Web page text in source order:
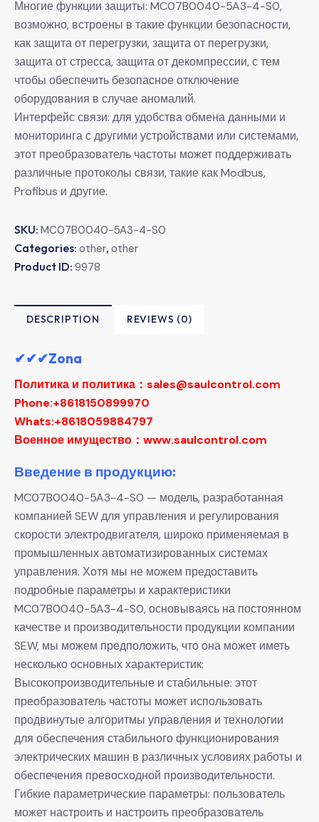
Многие функции защиты: MC07B0040-5A3-4-S0,
возможно, встроены в такие функции безопасности,
как защита от перегрузки, защита от перегрузки,
защита от стресса, защита от декомпрессии, с тем
чтобы обеспечить безопасное отключение
оборудования в случае аномалий.
Интерфейс связи: для удобства обмена данными и
мониторинга с другими устройствами или системами,
этот преобразователь частоты может поддерживать
различные протоколы связи, такие как Modbus,
Profibus и другие.
SKU: MC07B0040-5A3-4-S0
Categories: other, other
Product ID: 9978
DESCRIPTION REVIEWS (0)
✔✔✔Zona
Политика и политика：sales@saulcontrol.com
Phone:+8618150899970
Whats:+8618059884797
Военное имущество：www.saulcontrol.com
Введение в продукцию:
MC07B0040-5A3-4-S0 — модель, разработанная
компанией SEW для управления и регулирования
скорости электродвигателя, широко применяемая в
промышленных автоматизированных системах
управления. Хотя мы не можем предоставить
подробные параметры и характеристики
MC07B0040-5A3-4-S0, основываясь на постоянном
качестве и производительности продукции компании
SEW, мы можем предположить, что она может иметь
несколько основных характеристик:
Высокопроизводительные и стабильные: этот
преобразователь частоты может использовать
продвинутые алгоритмы управления и технологии
для обеспечения стабильного функционирования
электрических машин в различных условиях работы и
обеспечения превосходной производительности.
Гибкие параметрические параметры: пользователь
может настроить и настроить преобразователь